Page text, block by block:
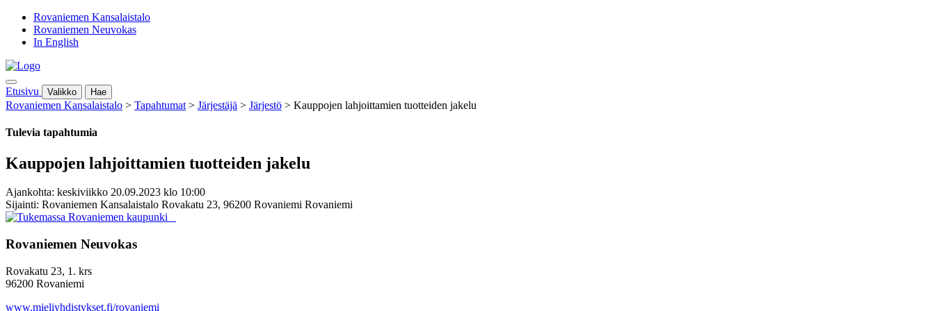
Rovaniemen Kansalaistalo
Rovaniemen Neuvokas
In English
Etusivu Valikko Hae
Rovaniemen Kansalaistalo > Tapahtumat > Järjestäjä > Järjestö > Kauppojen lahjoittamien tuotteiden jakelu
Tulevia tapahtumia
Kauppojen lahjoittamien tuotteiden jakelu
Ajankohta: keskiviikko 20.09.2023 klo 10:00
Sijainti: Rovaniemen Kansalaistalo Rovakatu 23, 96200 Rovaniemi Rovaniemi
Rovaniemen Neuvokas
Rovakatu 23, 1. krs
96200 Rovaniemi
www.mieliyhdistykset.fi/rovaniemi